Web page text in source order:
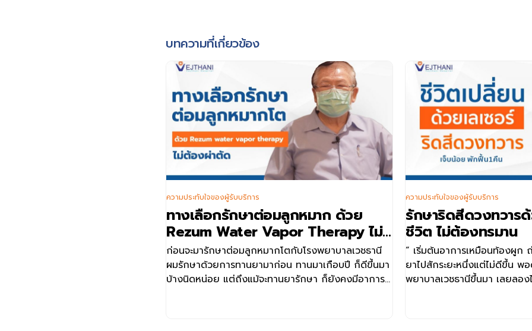
บทความที่เกี่ยวข้อง
ทางเลือกรักษาต่อมลูกหมาก ด้วย
Rezum Water Vapor Therapy ไม่
ต้องผ่าตัด
ก่อนจะมารักษาต่อมลูกหมากโตกับโรงพยาบาลเวชธานี
ผมรักษาด้วยการทานยามาก่อน ทานมาเกือบปี ก็ดีขึ้นมา
บ้างนิดหน่อย แต่ถึงแม้จะทานยารักษา ก็ยังคงมีอาการ
ความประทับใจของผู้รับบริการ
รักษาริดสีดวงทวาร
ชีวิต ไม่ต้องทรมาน
“ เริ่มต้นอาการเหมือนท้องผูก
ยาไปสักระยะหนึ่งแต่ไม่ดีขึ้น พ
พยาบาลเวชธานีขึ้นมา เลยลอ
ความประทับใจของผู้รับบริการ